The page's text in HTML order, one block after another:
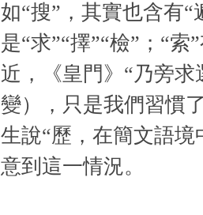
如“搜”，其實也含有
是“求”“擇”“檢”；“索
近，《皇門》“乃旁
變），只是我們習慣
生說“歷，在簡文語
意到這一情況。